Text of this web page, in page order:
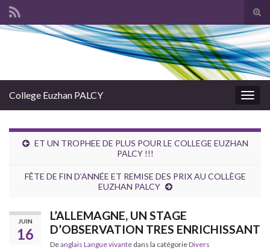
Search for:
College Euzhan PALCY
ET UN TROPHEE DE PLUS POUR LE COLLEGE EUZHAN
PALCY !!!
FÊTE DE FIN D’ANNÉE ET REMISE DES PRIX AU COLLÈGE
EUZHAN PALCY
JUIN
16
L’ALLEMAGNE, UN STAGE
D’OBSERVATION TRES ENRICHISSANT
Deanglais Langue vivante dans la catégorieDivers